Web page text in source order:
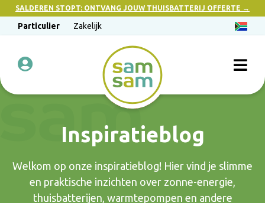
SALDEREN STOPT: ONTVANG JOUW THUISBATTERIJ OFFERTE →
Particulier Zakelijk
Inspiratieblog
Welkom op onze inspiratieblog! Hier vind je slimme
en praktische inzichten over zonne-energie,
thuisbatterijen, warmtepompen en andere